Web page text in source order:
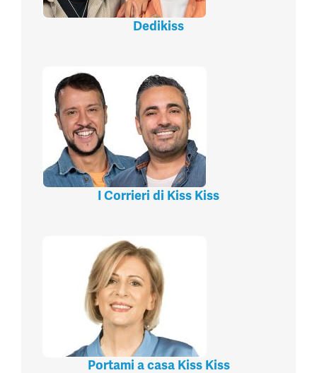
Dedikiss
I Corrieri di Kiss Kiss
Portami a casa Kiss Kiss